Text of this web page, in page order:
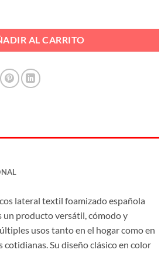
AL CARRITO
lateral textil foamizado española
un producto versátil, cómodo y
usos tanto en el hogar como en
Su diseño clásico en color